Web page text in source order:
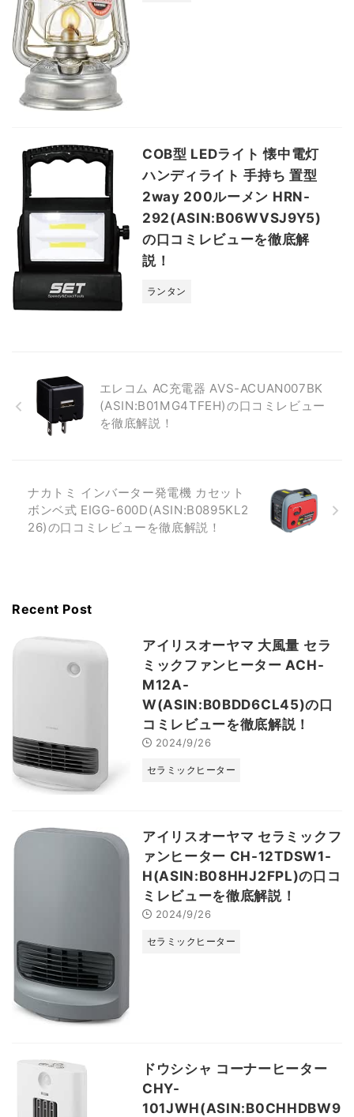
COB型 LEDライト 懐中電灯
ハンディライト 手持ち 置型
2way 200ルーメン HRN-
292(ASIN:B06WVSJ9Y5)
の口コミレビューを徹底解
説！
ランタン
エレコム AC充電器 AVS-ACUAN007BK
(ASIN:B01MG4TFEH)の口コミレビュー
を徹底解説！
ナカトミ インバーター発電機 カセット
ボンベ式 EIGG-600D(ASIN:B0895KL2
26)の口コミレビューを徹底解説！
Recent Post
アイリスオーヤマ 大風量 セラ
ミックファンヒーター ACH-
M12A-
W(ASIN:B0BDD6CL45)の口
コミレビューを徹底解説！
2024/9/26
セラミックヒーター
アイリスオーヤマ セラミックフ
ァンヒーター CH-12TDSW1-
H(ASIN:B08HHJ2FPL)の口コ
ミレビューを徹底解説！
2024/9/26
セラミックヒーター
ドウシシャ コーナーヒーター
CHY-
101JWH(ASIN:B0CHHDBW9